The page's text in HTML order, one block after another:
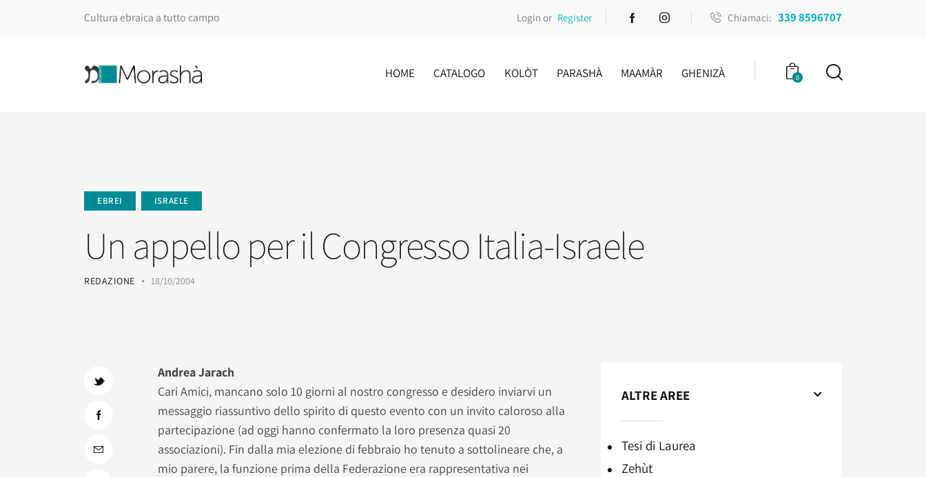
Cultura ebraica a tutto campo Login or Register Chiamaci: 339 8596707
HOME CATALOGO KOLÒT PARASHÀ MAAMÀR GHENIZÀ 0
EBREI ISRAELE
Un appello per il Congresso Italia-Israele
REDAZIONE 18/10/2004
Andrea Jarach
Cari Amici, mancano solo 10 giorni al nostro congresso e desidero inviarvi un
messaggio riassuntivo dello spirito di questo evento con un invito caloroso alla
partecipazione (ad oggi hanno confermato la loro presenza quasi 20
associazioni). Fin dalla mia elezione di febbraio ho tenuto a sottolineare che, a
mio parere, la funzione prima della Federazione era rappresentativa nei
ALTRE AREE
Tesi di Laurea
Zehùt